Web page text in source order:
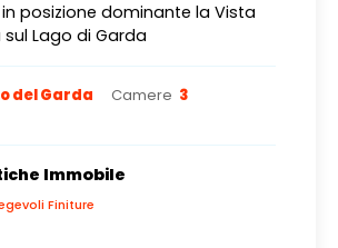
posizione dominante la Vista
Lago di Garda
del Garda Camere 3
Immobile
Finiture